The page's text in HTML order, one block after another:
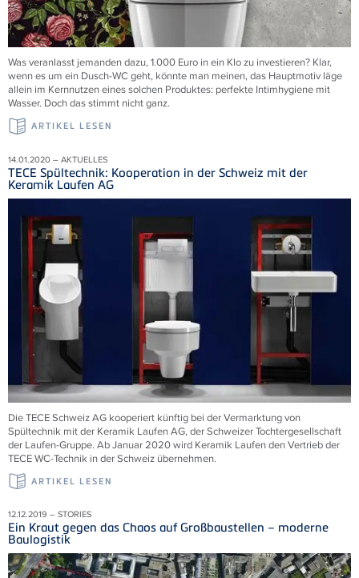
Was veranlasst jemanden dazu, 1.000 Euro in ein Klo zu investieren? Klar,
wenn es um ein Dusch-WC geht, könnte man meinen, das Hauptmotiv läge
allein im Kernnutzen eines solchen Produktes: perfekte Intimhygiene mit
Wasser. Doch das stimmt nicht ganz.
ARTIKEL LESEN
14.01.2020 – AKTUELLES
TECE Spültechnik: Kooperation in der Schweiz mit der
Keramik Laufen AG
Die TECE Schweiz AG kooperiert künftig bei der Vermarktung von
Spültechnik mit der Keramik Laufen AG, der Schweizer Tochtergesellschaft
der Laufen-Gruppe. Ab Januar 2020 wird Keramik Laufen den Vertrieb der
TECE WC-Technik in der Schweiz übernehmen.
ARTIKEL LESEN
12.12.2019 – STORIES
Ein Kraut gegen das Chaos auf Großbaustellen – moderne
Baulogistik